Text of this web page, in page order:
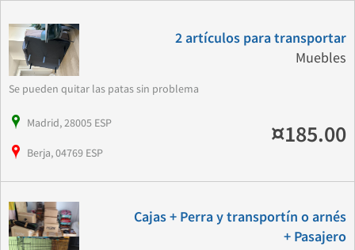
2 artículos para transportar
Muebles
Se pueden quitar las patas sin problema
Madrid, 28005 ESP
Berja, 04769 ESP
¤185.00
Cajas + Perra y transportín o arnés
+ Pasajero